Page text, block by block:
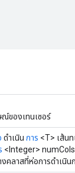
ของเทนเซอร์
ดำเนิน การ <T> เส้น
<Integer> numCols
คลาสที่ห่อการดำเนิ